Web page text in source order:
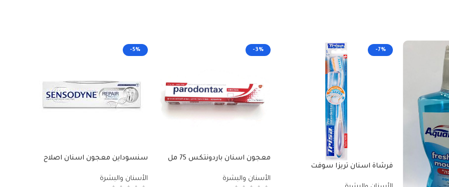
-7%
فرشاة اسنان تريزا سوفت
-3%
معجون اسنان باردونتكس 75 مل
الأسنان والبشرة
-5%
سنسوداين معجون اسنان اصلاح
الأسنان والبشرة